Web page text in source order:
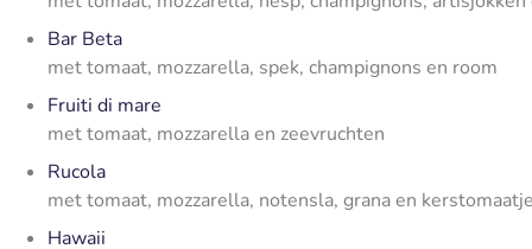
Bar Beta
met tomaat, mozzarella, spek, champignons en room
Fruiti di mare
met tomaat, mozzarella en zeevruchten
Rucola
met tomaat, mozzarella, notensla, grana en
Hawaii